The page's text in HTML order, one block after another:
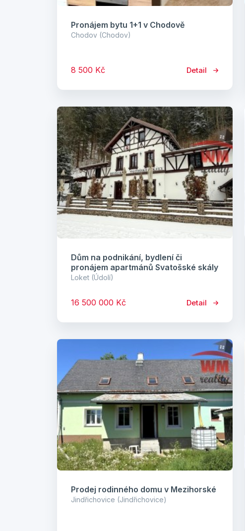
Pronájem bytu 1+1 v Chodově
Chodov (Chodov)
8 500 Kč Detail
Dům na podnikání, bydlení či
pronájem apartmánů Svatošské skály
Loket (Údolí)
16 500 000 Kč Detail
Prodej rodinného domu v Mezihorské
Jindřichovice (Jindřichovice)